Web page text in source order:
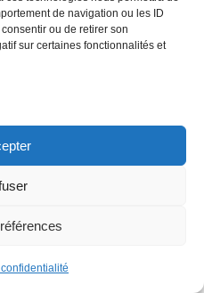
de navigation ou les ID
ou de retirer son
sur certaines fonctionnalités et
d’édition,